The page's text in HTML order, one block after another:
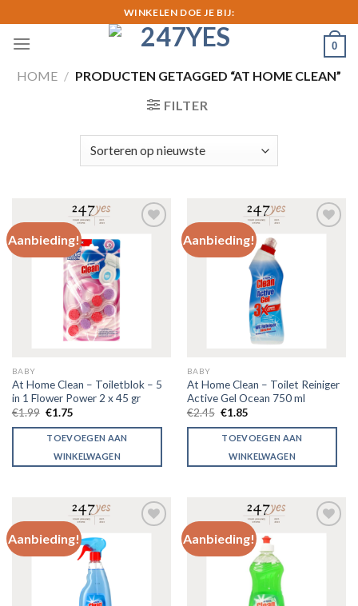
to
content
WINKELEN DOE JE BIJ:
0
HOME / PRODUCTEN GETAGGED “AT HOME CLEAN”
FILTER
Aanbieding!
Toevoegen
verlanglijst
BABY
At Home Clean – Toiletblok – 5
in 1 Flower Power 2 x 45 gr
€1.99 €1.75
TOEVOEGEN AAN
WINKELWAGEN
Aanbieding!
BABY
At Home Clean – Toilet Reiniger
Active Gel Ocean 750 ml
€2.45 €1.85
TOEVOEGEN AAN
WINKELWAGEN
Aanbieding! Aanbieding!